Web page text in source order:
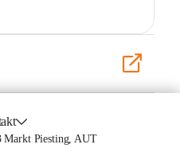
Markt Piesting, AUT